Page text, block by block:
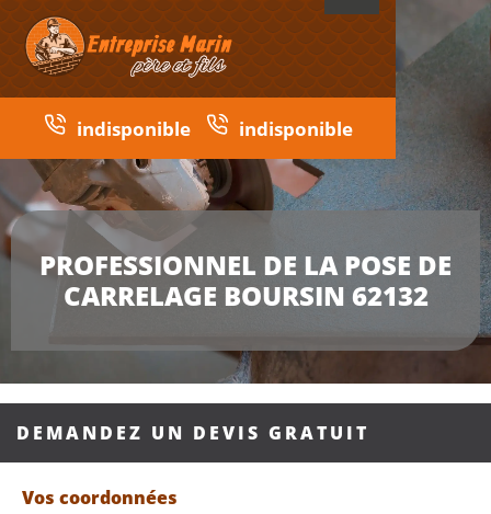
indisponible indisponible
PROFESSIONNEL DE LA POSE DE
CARRELAGE BOURSIN 62132
DEMANDEZ UN DEVIS GRATUIT
Vos coordonnées